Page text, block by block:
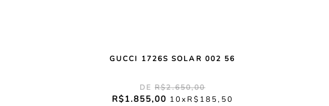
GUCCI 1726S SOLAR 002 56
R$2.650,00
R$1.855,00 10 R$ 185, 50